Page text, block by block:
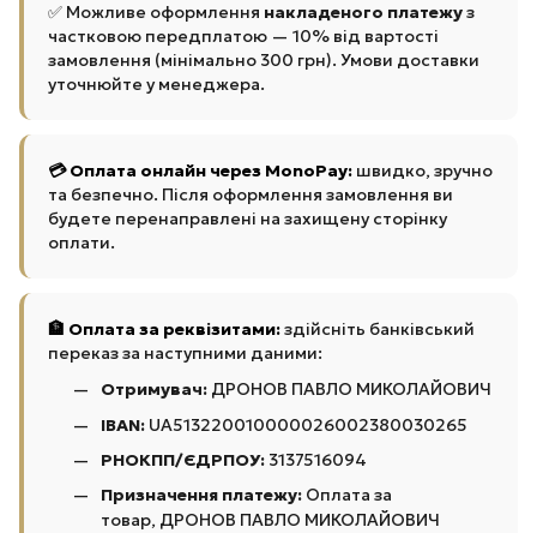
✅ Можливе оформлення накладеного платежуз
частковою передплатою — 10% від вартості
замовлення (мінімально 300 грн). Умови доставки
уточнюйте у менеджера.
💳 Оплата онлайн через MonoPay: швидко, зручно
та безпечно. Після оформлення замовлення ви
будете перенаправлені на захищену сторінку
оплати.
🏦 Оплата за реквізитами:здійсніть банківський
переказ за наступними даними:
Отримувач: ДРОНОВ ПАВЛО МИКОЛАЙОВИЧ
IBAN: UA513220010000026002380030265
РНОКПП/ЄДРПОУ: 3137516094
Призначення платежу: Оплата за
товар, ДРОНОВ ПАВЛО МИКОЛАЙОВИЧ